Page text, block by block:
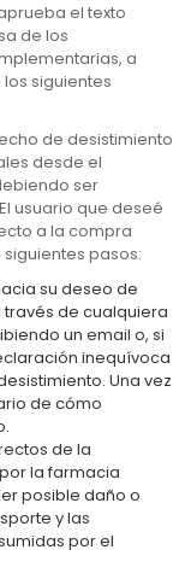
el texto
de los
a
siguientes
de desistimiento
desde el
ser
usuario que deseé
a la compra
pasos:
su deseo de
de cualquiera
un email o, si
inequívoca
Una vez
de cómo
de la
la farmacia
posible daño o
y las
por el